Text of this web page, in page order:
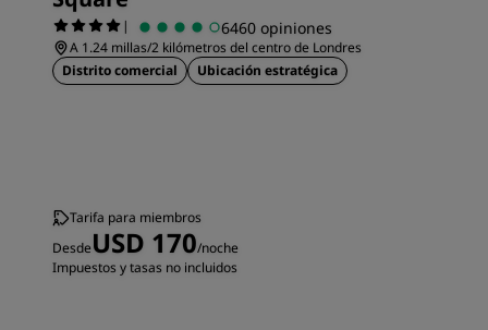
| 6460 opiniones
A 1.24 millas/2 kilómetros del centro de Londres
Distrito comercial
Ubicación estratégica
Tarifa para miembros
DesdeUSD 170/noche
Impuestos y tasas no incluidos